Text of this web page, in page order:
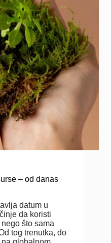
– od danas
datum u
da koristi
što sama
tog trenutka, do